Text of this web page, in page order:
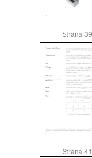
Strana 39
Strana 41